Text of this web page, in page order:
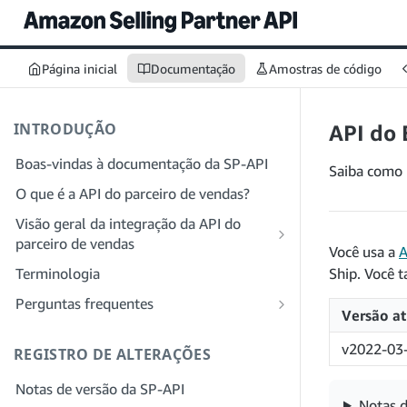
Página inicial Documentação Amostras de código
INTRODUÇÃO
Boas-vindas à documentação da SP-API
O que é a API do parceiro de vendas?
Visão geral da integração da API do
parceiro de vendas
Integração como desenvolvedor
Etapa 3: criar um perfil de
desenvolvedor
Integração como provedor de serviços
provedor de serviços
Etapa 2: crie uma conta no Portal do
Terminologia
Perguntas frequentes
API
provedor de soluções
REGISTRO DE ALTERAÇÕES
Notas de versão da SP-API
API do
Saiba como
Você usa a
Ship. Você
Versão
v2022-